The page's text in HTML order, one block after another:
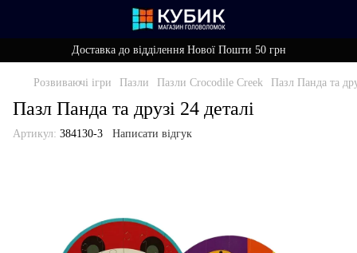
Доставка до відділення Нової Пошти 50 грн
Розвиваючі ігри Пазли Пазли Crocodile Creek Пазл Панда та
Пазл Панда та друзі 24 деталі
Артикул: 384130-3 Написати відгук